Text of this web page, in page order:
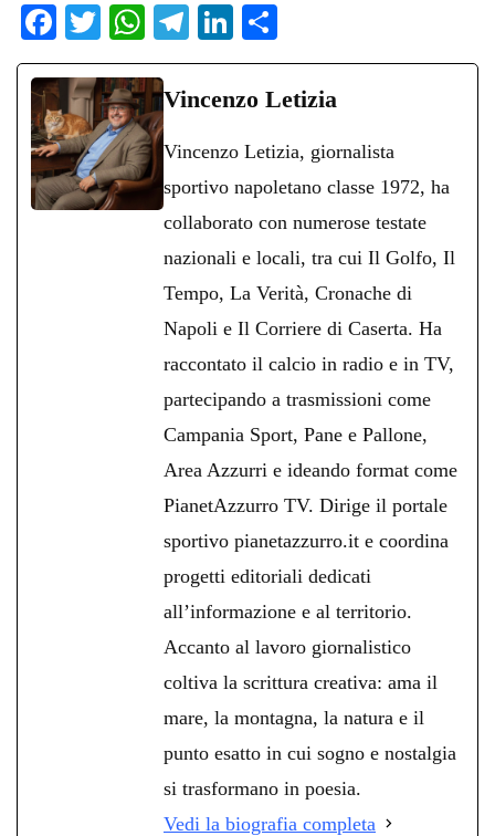
Fa
ce
bo
ok
T
wi
tte
r
W
ha
ts
A
pp
Te
le
gr
m
Li
nk
ed
on
di
di
Vincenzo Letizia
Vincenzo Letizia, giornalista
sportivo napoletano classe 1972, ha
collaborato con numerose testate
nazionali e locali, tra cui Il Golfo, Il
Tempo, La Verità, Cronache di
Napoli e Il Corriere di Caserta. Ha
raccontato il calcio in radio e in TV,
partecipando a trasmissioni come
Campania Sport, Pane e Pallone,
Area Azzurri e ideando format come
PianetAzzurro TV. Dirige il portale
sportivo pianetazzurro.it e coordina
progetti editoriali dedicati
all’informazione e al territorio.
Accanto al lavoro giornalistico
coltiva la scrittura creativa: ama il
mare, la montagna, la natura e il
punto esatto in cui sogno e nostalgia
si trasformano in poesia.
Vedi la biografia completa